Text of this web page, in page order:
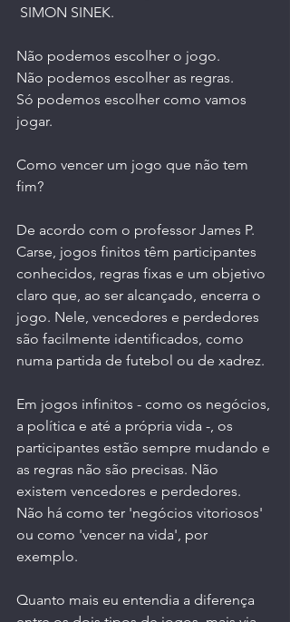
SIMON SINEK.
Não podemos escolher o jogo.
Não podemos escolher as regras.
Só podemos escolher como vamos
jogar.
Como vencer um jogo que não tem
fim?
De acordo com o professor James P.
Carse, jogos finitos têm participantes
conhecidos, regras fixas e um objetivo
claro que, ao ser alcançado, encerra o
jogo. Nele, vencedores e perdedores
são facilmente identificados, como
numa partida de futebol ou de xadrez.
Em jogos infinitos - como os negócios,
a política e até a própria vida -, os
participantes estão sempre mudando e
as regras não são precisas. Não
existem vencedores e perdedores.
Não há como ter 'negócios vitoriosos'
ou como 'vencer na vida', por
exemplo.
Quanto mais eu entendia a diferença